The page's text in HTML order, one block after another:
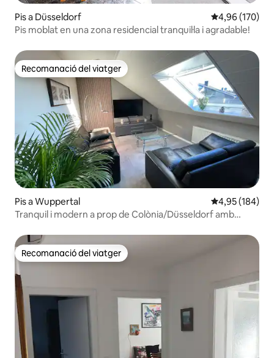
Pis a Düsseldorf 4,96 de
4,96 (170)
Pis moblat en una zona residencial tranquil·la i agradable!
Recomanació del viatger
Recomanació del viatger
Pis a Wuppertal 4,95 de
4,95 (184)
Tranquil i modern a prop de Colònia/Düsseldorf amb
Recomanació del viatger
Recomanació del viatger